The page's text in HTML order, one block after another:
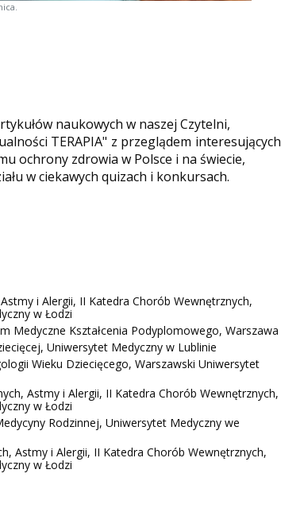
naukowych w naszej Czytelni,
TERAPIA" z przeglądem interesujących
ochrony zdrowia w Polsce i na świecie,
w ciekawych quizach i konkursach.
i Alergii, II Katedra Chorób Wewnętrznych,
w Łodzi
Medyczne Kształcenia Podyplomowego, Warszawa
Uniwersytet Medyczny w Lublinie
Wieku Dziecięcego, Warszawski Uniwersytet
Astmy i Alergii, II Katedra Chorób Wewnętrznych,
w Łodzi
Rodzinnej, Uniwersytet Medyczny we
Astmy i Alergii, II Katedra Chorób Wewnętrznych,
w Łodzi